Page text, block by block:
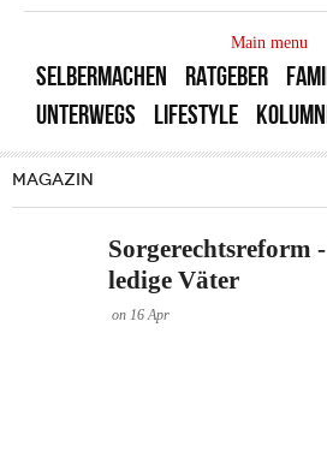
Main menu
SELBERMACHEN RATGEBER
UNTERWEGS
LIFESTYLE
MAGAZIN
Sorgerechtsreform
ledige Väter
on 16 Apr